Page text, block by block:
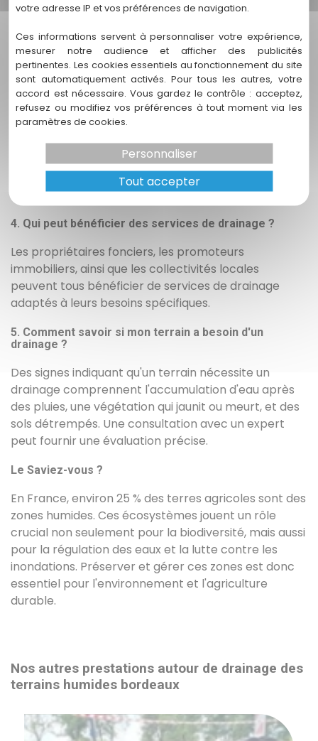
d'améliorer la fertilité du sol et d'assurer la durabilité
écosystèmes locaux en maintenant un équilibre
hydrique adéquat.
3. Quels sont les principaux enjeux du drainage à
Bordeaux ?
À Bordeaux, les principaux enjeux incluent les
impacts du changement climatique, tels que les
précipitations accrues, et la nécessité de préserver
la biodiversité des zones humides tout en gérant
efficacement les ressources en eau.
4. Qui peut bénéficier des services de drainage ?
Les propriétaires fonciers, les promoteurs
immobiliers, ainsi que les collectivités locales
peuvent tous bénéficier de services de drainage
adaptés à leurs besoins spécifiques.
5. Comment savoir si mon terrain a besoin d'un
drainage ?
Des signes indiquant qu'un terrain nécessite un
drainage comprennent l'accumulation d'eau après
des pluies, une végétation qui jaunit ou meurt, et des
sols détrempés. Une consultation avec un expert
peut fournir une évaluation précise.
Le Saviez-vous ?
En France, environ 25 % des terres agricoles sont des
zones humides. Ces écosystèmes jouent un rôle
crucial non seulement pour la biodiversité, mais aussi
pour la régulation des eaux et la lutte contre les
inondations. Préserver et gérer ces zones est donc
essentiel pour l'environnement et l'agriculture
durable.
Nos autres prestations autour de drainage des
terrains humides bordeaux
votre adresse IP et vos préférences de navigation.
Ces informations servent à personnaliser votre expérience,
mesurer notre audience et afficher des publicités
pertinentes. Les cookies essentiels au fonctionnement du site
sont automatiquement activés. Pour tous les autres, votre
accord est nécessaire. Vous gardez le contrôle : acceptez,
refusez ou modifiez vos préférences à tout moment via les
paramètres de cookies.
Tout accepter
Personnaliser